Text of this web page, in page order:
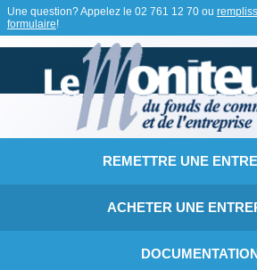
Une question? Appelez le 02 761 12 70 ou
formulaire!
REMETTRE UNE
ACHETER UNE